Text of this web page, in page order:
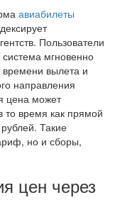
авиабилеты
Пользователи
мгновенно
времени вылета и
направления
цена может
то время как прямой
Такие
но и сборы,
цен через